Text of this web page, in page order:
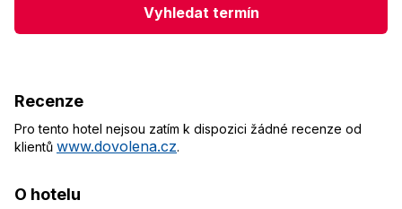
Vyhledat termín
Recenze
Pro tento hotel nejsou zatím k dispozici žádné recenze od
klientů www.dovolena.cz.
O hotelu